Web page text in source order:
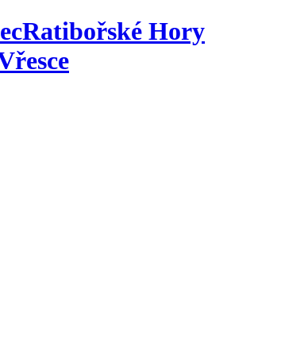
Ratibořské Hory